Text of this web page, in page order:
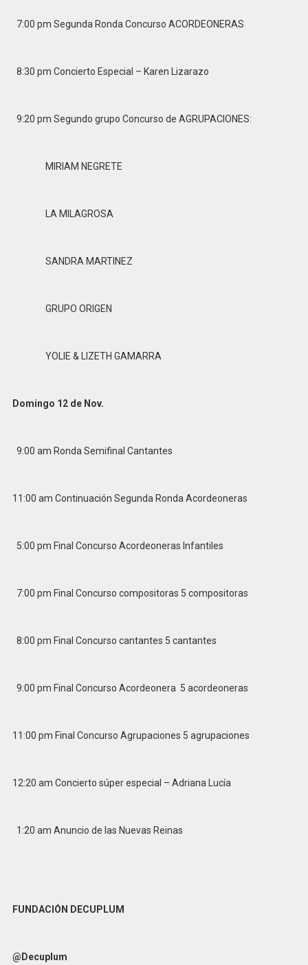
7:00 pm Segunda Ronda Concurso ACORDEONERAS
8:30 pm Concierto Especial – Karen Lizarazo
9:20 pm Segundo grupo Concurso de AGRUPACIONES:
MIRIAM NEGRETE
LA MILAGROSA
SANDRA MARTINEZ
GRUPO ORIGEN
YOLIE & LIZETH GAMARRA
Domingo 12 de Nov.
9:00 am Ronda Semifinal Cantantes
11:00 am Continuación Segunda Ronda Acordeoneras
5:00 pm Final Concurso Acordeoneras Infantiles
7:00 pm Final Concurso compositoras 5 compositoras
8:00 pm Final Concurso cantantes 5 cantantes
9:00 pm Final Concurso Acordeonera 5 acordeoneras
11:00 pm Final Concurso Agrupaciones 5 agrupaciones
12:20 am Concierto súper especial – Adriana Lucía
1:20 am Anuncio de las Nuevas Reinas
FUNDACIÓN DECUPLUM
@Decuplum